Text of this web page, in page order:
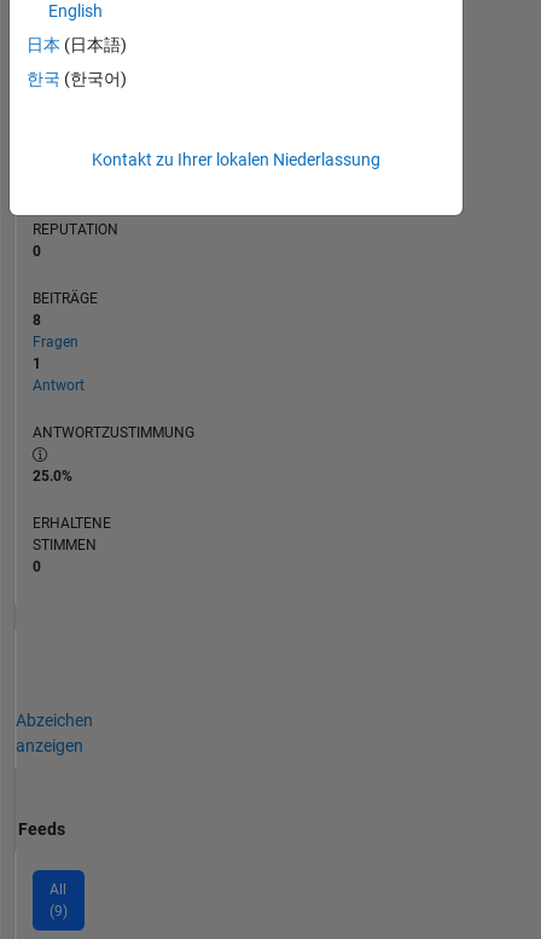
REPUTATION
0
BEITRÄGE
8
Fragen
1
Antwort
ANTWORTZUSTIMMUNG
25.0%
ERHALTENE
STIMMEN
0
Abzeichen
anzeigen
Feeds
All
(9)
English
日本 (日本語)
한국 (한국어)
Kontakt zu Ihrer lokalen Niederlassung